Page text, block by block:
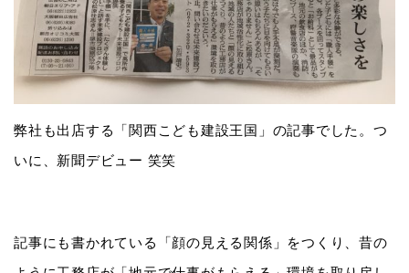
弊社も出店する「関西こども建設王国」の記事でした。つ
いに、新聞デビュー 笑笑
記事にも書かれている「顔の見える関係」をつくり、昔の